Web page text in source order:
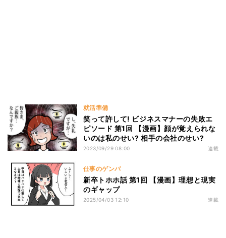
就活準備
笑って許して! ビジネスマナーの失敗エ
ピソード 第1回 【漫画】顔が覚えられな
いのは私のせい? 相手の会社のせい?
2023/09/29 08:00 連載
仕事のゲンバ
新卒トホホ話 第1回 【漫画】理想と現実
のギャップ
2025/04/03 12:10 連載